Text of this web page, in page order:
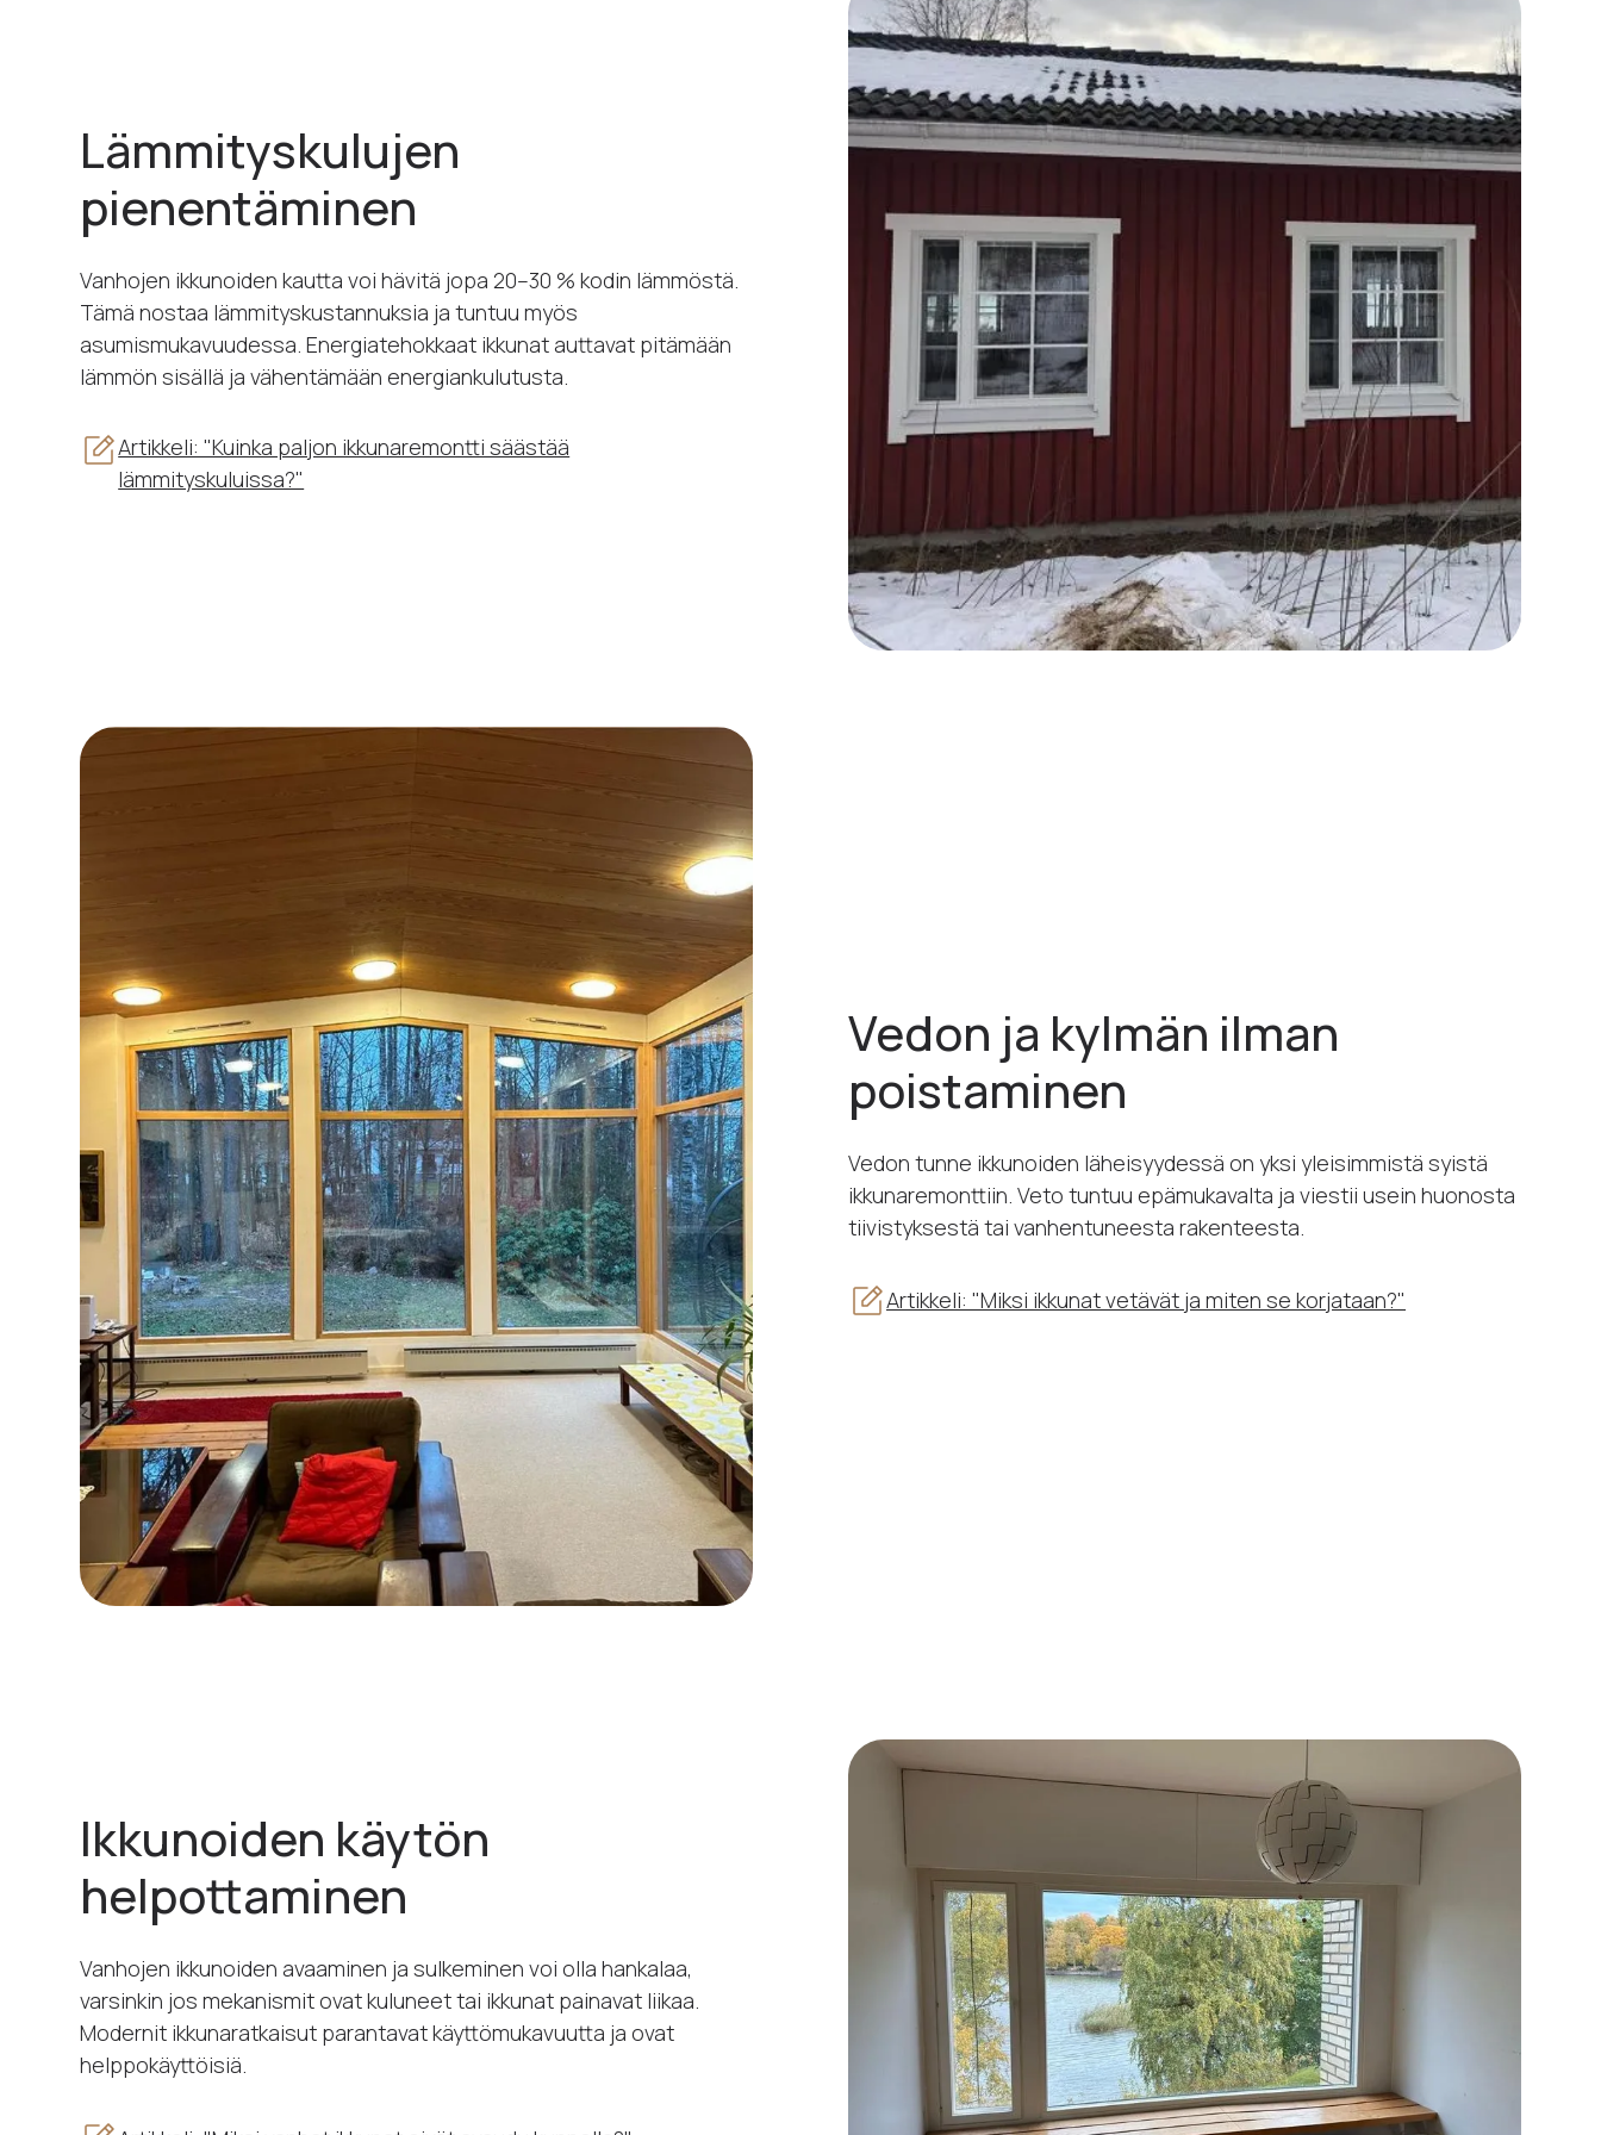
Lämmityskulujen
pienentäminen
Vanhojen ikkunoiden kautta voi hävitä jopa 20–30 % kodin lämmöstä.
Tämä nostaa lämmityskustannuksia ja tuntuu myös
asumismukavuudessa. Energiatehokkaat ikkunat auttavat pitämään
lämmön sisällä ja vähentämään energiankulutusta.
Artikkeli: "Kuinka paljon ikkunaremontti säästää
lämmityskuluissa?"
Vedon ja kylmän ilman
poistaminen
Vedon tunne ikkunoiden läheisyydessä on yksi yleisimmistä syistä
ikkunaremonttiin. Veto tuntuu epämukavalta ja viestii usein huonosta
tiivistyksestä tai vanhentuneesta rakenteesta.
Artikkeli: "Miksi ikkunat vetävät ja miten se korjataan?"
Ikkunoiden käytön
helpottaminen
Vanhojen ikkunoiden avaaminen ja sulkeminen voi olla hankalaa,
varsinkin jos mekanismit ovat kuluneet tai ikkunat painavat liikaa.
Modernit ikkunaratkaisut parantavat käyttömukavuutta ja ovat
helppokäyttöisiä.